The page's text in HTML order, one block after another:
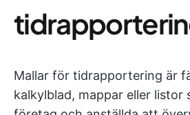
Mallar för tidrapportering är
kalkylblad, mappar eller listor